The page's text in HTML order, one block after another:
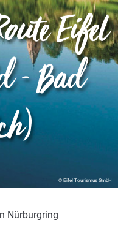
© Eifel Tourismus GmbH
Eifel
- Bad
Nürburgring